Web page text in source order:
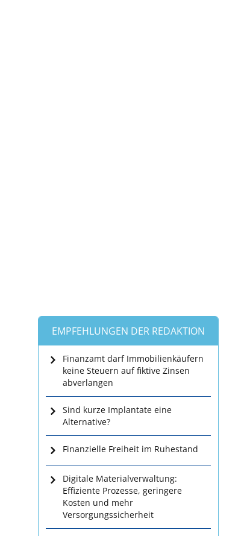
EMPFEHLUNGEN DER REDAKTION
Finanzamt darf Immobilienkäufern
keine Steuern auf fiktive Zinsen
abverlangen
Sind kurze Implantate eine
Alternative?
Finanzielle Freiheit im Ruhestand
Digitale Materialverwaltung:
Effiziente Prozesse, geringere
Kosten und mehr
Versorgungssicherheit